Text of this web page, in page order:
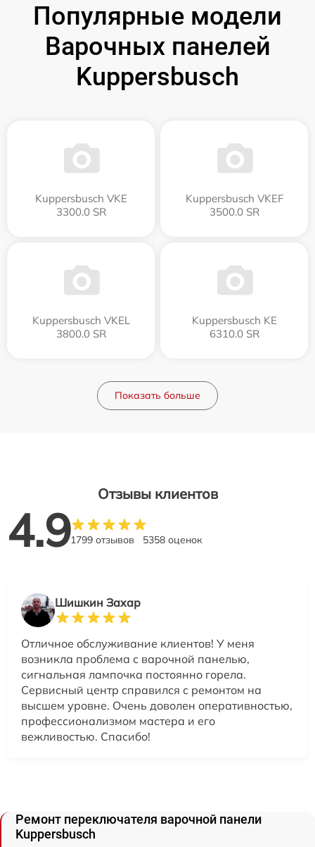
Популярные модели
Варочных панелей
Kuppersbusch
Kuppersbusch VKE
3300.0 SR
Kuppersbusch VKEF
3500.0 SR
Kuppersbusch VKEL
3800.0 SR
Kuppersbusch KE
6310.0 SR
Показать больше
Отзывы клиентов
4.91799 отзывов 5358 оценок
Шишкин Захар
Отличное обслуживание клиентов! У меня
возникла проблема с варочной панелью,
сигнальная лампочка постоянно горела.
Сервисный центр справился с ремонтом на
высшем уровне. Очень доволен оперативностью,
профессионализмом мастера и его
вежливостью. Спасибо!
Ремонт переключателя варочной панели
Kuppersbusch